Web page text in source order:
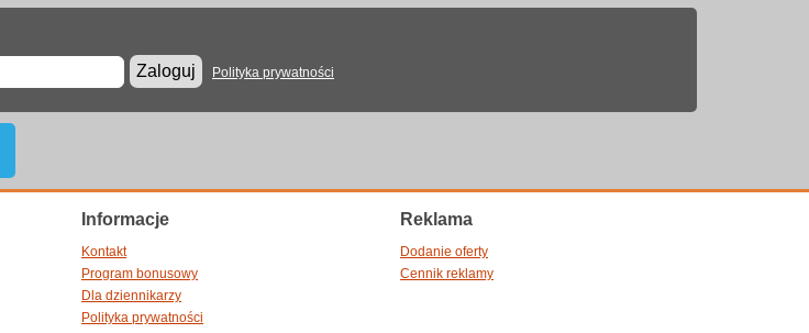
Zaloguj
Polityka prywatności
Informacje
Kontakt
Program bonusowy
Dla dziennikarzy
Polityka prywatności
Reklama
Dodanie oferty
Cennik reklamy